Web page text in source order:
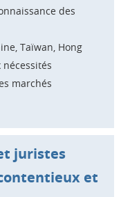
des
Taïwan, Hong
marchés
juristes
et